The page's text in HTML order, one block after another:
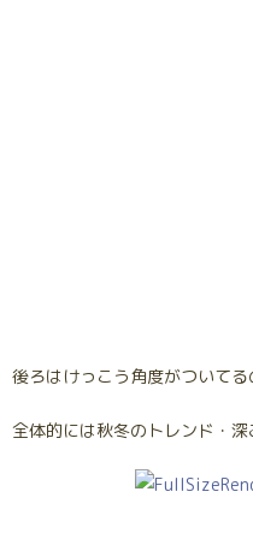
後ろはけっこう角度がついて
全体的には秋冬のトレンド・深